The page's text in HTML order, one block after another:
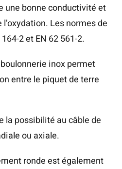
une bonne conductivité et
Les normes de
2 et EN 62 561-2.
inox permet
entre le piquet de terre
la possibilité au câble de
ou axiale.
ronde est également